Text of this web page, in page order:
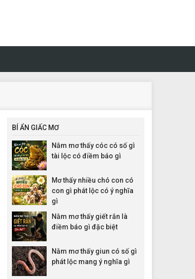
BÍ ẨN GIẤC MƠ
Nằm mơ thấy cóc có số gì
tài lộc có điềm báo gì
Mơ thấy nhiều chó con có
con gì phát lộc có ý nghĩa
gì
Nằm mơ thấy giết rắn là
điềm báo gì đặc biệt
Nằm mơ thấy giun có số gì
phát lộc mang ý nghĩa gì